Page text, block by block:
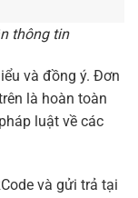
thông tin
và đồng ý. Đơn
là hoàn toàn
luật về các
và gửi trả tại